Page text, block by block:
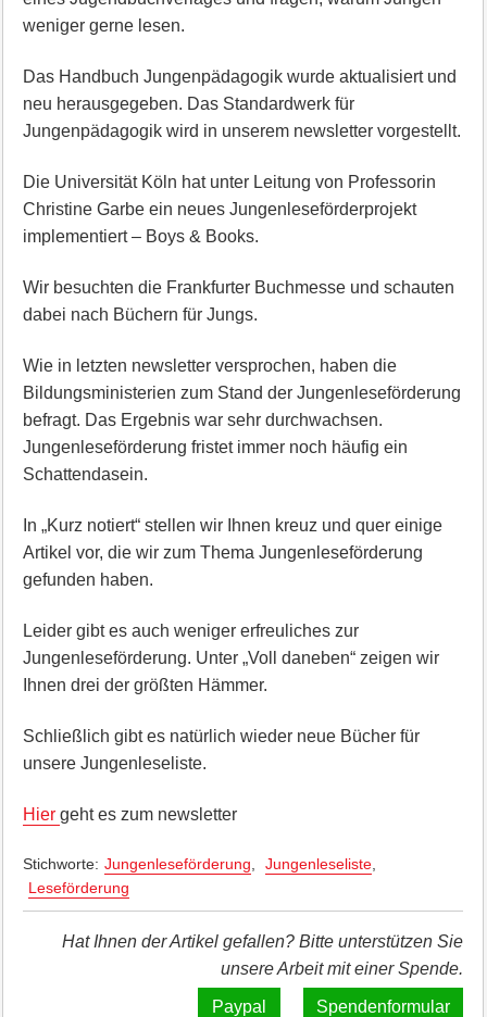
weniger gerne lesen.
Das Handbuch Jungenpädagogik wurde aktualisiert und
neu herausgegeben. Das Standardwerk für
Jungenpädagogik wird in unserem newsletter vorgestellt.
Die Universität Köln hat unter Leitung von Professorin
Christine Garbe ein neues Jungenleseförderprojekt
implementiert – Boys & Books.
Wir besuchten die Frankfurter Buchmesse und schauten
dabei nach Büchern für Jungs.
Wie in letzten newsletter versprochen, haben die
Bildungsministerien zum Stand der Jungenleseförderung
befragt. Das Ergebnis war sehr durchwachsen.
Jungenleseförderung fristet immer noch häufig ein
Schattendasein.
In „Kurz notiert“ stellen wir Ihnen kreuz und quer einige
Artikel vor, die wir zum Thema Jungenleseförderung
gefunden haben.
Leider gibt es auch weniger erfreuliches zur
Jungenleseförderung. Unter „Voll daneben“ zeigen wir
Ihnen drei der größten Hämmer.
Schließlich gibt es natürlich wieder neue Bücher für
unsere Jungenleseliste.
Hier geht es zum newsletter
Stichworte: Jungenleseförderung Jungenleseliste,
Leseförderung
Hat Ihnen der Artikel gefallen? Bitte unterstützen Sie
unsere Arbeit mit einer Spende.
Spendenformular